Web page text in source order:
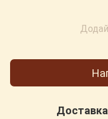
Доставка